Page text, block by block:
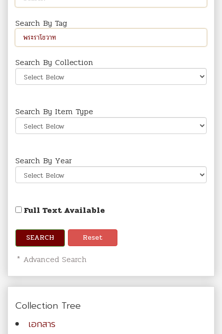
Search By Tag
Search By Collection
Search By Item Type
Search By Year
Full Text Available
SEARCH Reset
* Advanced Search
Collection Tree
เอกสาร